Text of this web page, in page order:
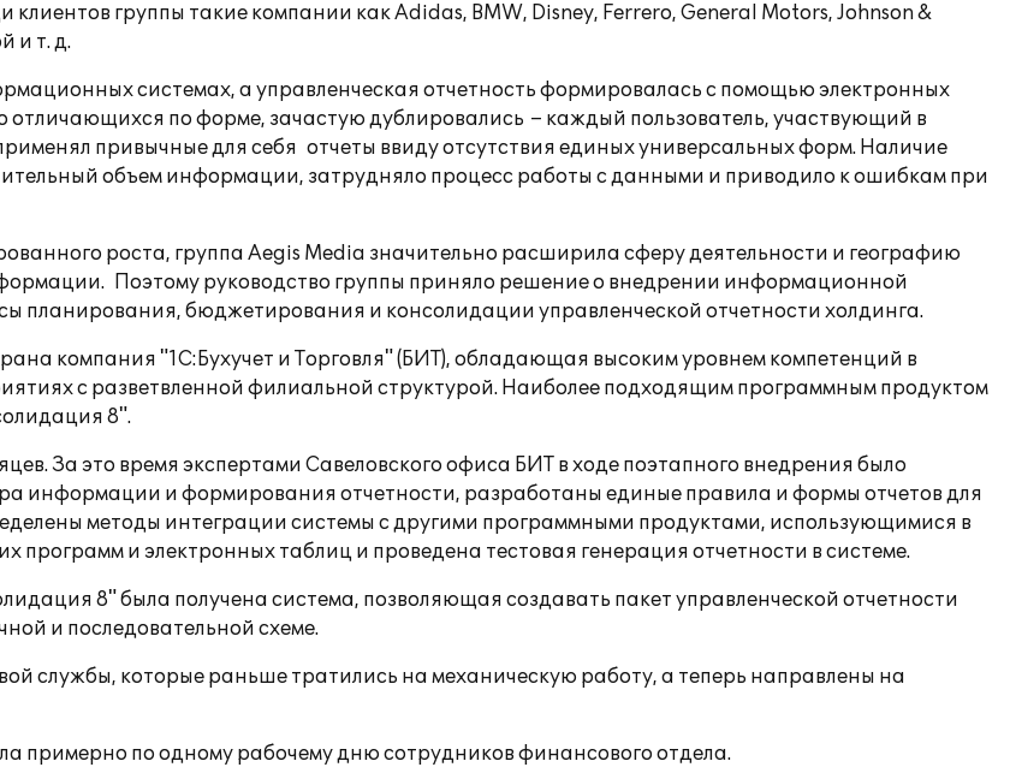
группы такие компании как Adidas, BMW, Disney, Ferrero, General Motors, Johnson &
и т. д.
системах, а управленческая отчетность формировалась с помощью электронных
по форме, зачастую дублировались – каждый пользователь, участвующий в
привычные для себя отчеты ввиду отсутствия единых универсальных форм. Наличие
объем информации, затрудняло процесс работы с данными и приводило к ошибкам при
роста, группа Aegis Media значительно расширила сферу деятельности и географию
Поэтому руководство группы приняло решение о внедрении информационной
планирования, бюджетирования и консолидации управленческой отчетности холдинга.
компания "1С:Бухучет и Торговля" (БИТ), обладающая высоким уровнем компетенций в
с разветвленной филиальной структурой. Наиболее подходящим программным продуктом
8".
За это время экспертами Савеловского офиса БИТ в ходе поэтапного внедрения было
информации и формирования отчетности, разработаны единые правила и формы отчетов для
методы интеграции системы с другими программными продуктами, использующимися в
и электронных таблиц и проведена тестовая генерация отчетности в системе.
8" была получена система, позволяющая создавать пакет управленческой отчетности
и последовательной схеме.
службы, которые раньше тратились на механическую работу, а теперь направлены на
примерно по одному рабочему дню сотрудников финансового отдела.